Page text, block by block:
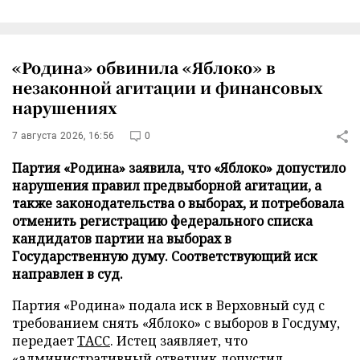
«Родина» обвинила «Яблоко» в
незаконной агитации и финансовых
нарушениях
7 августа 2026, 16:56 0
Партия «Родина» заявила, что «Яблоко» допустило
нарушения правил предвыборной агитации, а
также законодательства о выборах, и потребовала
отменить регистрацию федерального списка
кандидатов партии на выборах в
Государственную думу. Соответствующий иск
направлен в суд.
Партия «Родина» подала иск в Верховный суд с
требованием снять «Яблоко» с выборов в Госдуму,
передаетТАСС. Истец заявляет, что